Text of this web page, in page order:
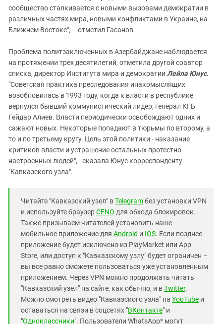
сообщество сталкивается с новыми вызовами демократии в
различных частях мира, новыми конфликтами в Украине, на
Ближнем Востоке", – отметил Гасанов.
Проблема политзаключенных в Азербайджане наблюдается
на протяжении трех десятилетий, отметила другой соавтор
списка, директор Института мира и демократии Лейла Юнус.
"Советская практика преследования инакомыслящих
возобновилась в 1993 году, когда к власти в республике
вернулся бывший коммунистический лидер, генерал КГБ
Гейдар Алиев. Власти периодически освобождают одних и
сажают новых. Некоторые попадают в тюрьмы по второму, а
то и по третьему кругу. Цель этой политики - наказание
критиков власти и устрашение остальных протестно
настроенных людей", - сказала Юнус корреспонденту
"Кавказского узла".
Читайте "Кавказский узел" вTelegramбез установки VPN
и используйте браузерCENO для обхода блокировок.
Также призываем читателей установить наше
мобильное приложение для Android и IOS. Если позднее
приложение будет исключено из PlayMarket или App
Store, или доступ к "Кавказскому узлу" будет ограничен –
вы все равно сможете пользоваться уже установленным
приложением. Через VPN можно продолжать читать
"Кавказский узел" на сайте, как обычно, и вTwitter.
Можно смотреть видео "Кавказского узла" на YouTube и
оставаться на связи в соцсетях "ВКонтакте" и
"Одноклассники". Пользователи WhatsApp* могут